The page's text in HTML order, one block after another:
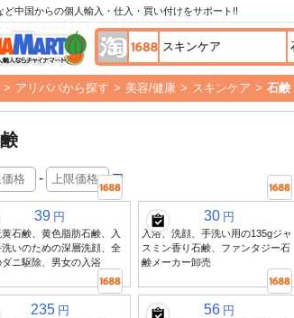
ど中国からの個人輸入・仕入・買い付けをサポート!!
> アリババから探す > 美容/健康 > スキンケア > 石鹸
- 円
39 円
黄石鹸、黄色脂肪石鹸、入
いのための深層洗顔、全
ニ駆除、男女の入浴
30 円
入浴、洗顔、手洗い用の135gジャ
スミン香り石鹸、ファンタジー石
鹸メーカー卸売
235 円 56 円